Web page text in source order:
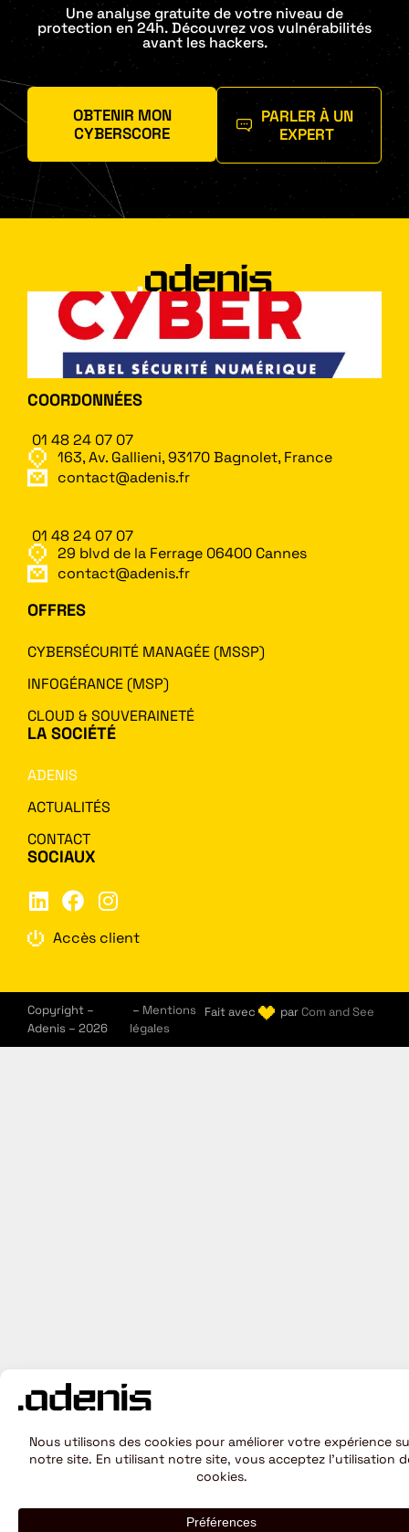
Une analyse gratuite de votre niveau de
protection en 24h. Découvrez vos vulnérabilités
avant les hackers.
OBTENIR MON
CYBERSCORE
PARLER À UN
EXPERT
COORDONNÉES
01 48 24 07 07
163, Av. Gallieni, 93170 Bagnolet, France
contact@adenis.fr
01 48 24 07 07
29 blvd de la Ferrage 06400 Cannes
contact@adenis.fr
OFFRES
CYBERSÉCURITÉ MANAGÉE (MSSP)
INFOGÉRANCE (MSP)
CLOUD & SOUVERAINETÉ
LA SOCIÉTÉ
ADENIS
ACTUALITÉS
CONTACT
SOCIAUX
Accès client
Copyright –
Adenis – 2026
– Mentions
légales
Fait avec parCom and See